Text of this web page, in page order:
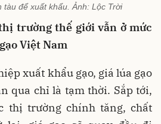
tàu để xuất khẩu. Ảnh: Lộc Trời
trường thế giới vẫn ở mức
Việt Nam
xuất khẩu gạo, giá lúa gạo
qua chỉ là tạm thời. Sắp tới,
thị trường chính tăng, chất